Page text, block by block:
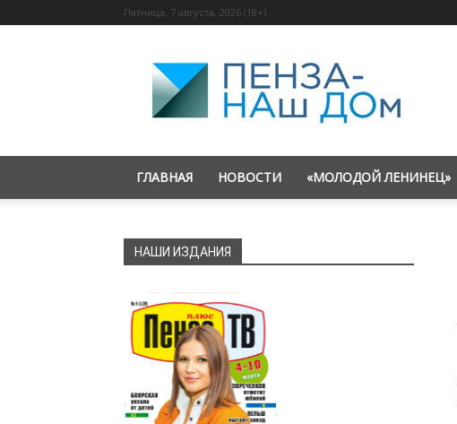
Пятница, 7 августа, 2026 (18+)
«Пенза
—
наш
дом»
ГЛАВНАЯ НОВОСТИ «МОЛОДОЙ ЛЕНИНЕЦ»
НАШИ ИЗДАНИЯ